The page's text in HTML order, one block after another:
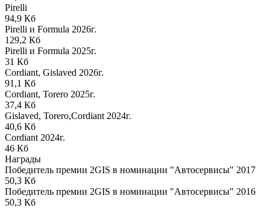
Pirelli
94,9 Кб
Pirelli и Formula 2026г.
129,2 Кб
Pirelli и Formula 2025г.
31 Кб
Cordiant, Gislaved 2026г.
91,1 Кб
Cordiant, Torero 2025г.
37,4 Кб
Gislaved, Torero,Cordiant 2024г.
40,6 Кб
Cordiant 2024г.
46 Кб
Награды
Победитель премии 2GIS в номинации "Автосервисы" 2017
50,3 Кб
Победитель премии 2GIS в номинации "Автосервисы" 2016
50,3 Кб